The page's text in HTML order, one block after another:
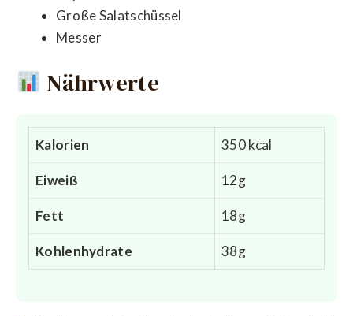
Große Salatschüssel
Messer
Nährwerte
Kalorien 350 kcal
Eiweiß 12g
Fett 18g
Kohlenhydrate 38g